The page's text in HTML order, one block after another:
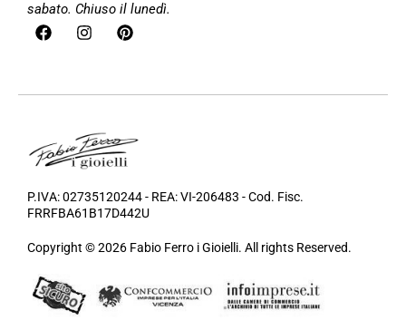
sabato. Chiuso il lunedì.
P.IVA: 02735120244 - REA: VI-206483 - Cod. Fisc.
FRRFBA61B17D442U
Copyright © 2026 Fabio Ferro i Gioielli. All rights Reserved.